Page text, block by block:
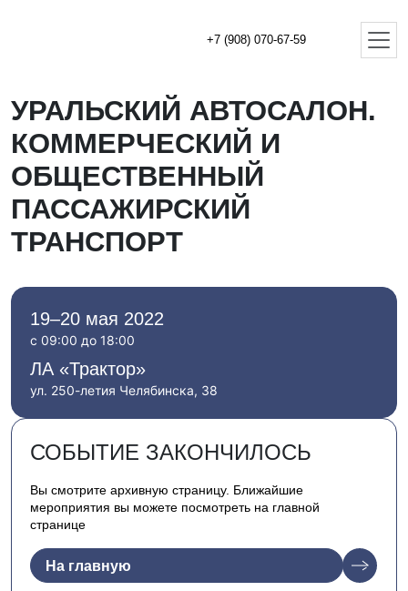
+7 (908) 070-67-59
УРАЛЬСКИЙ АВТОСАЛОН.
КОММЕРЧЕСКИЙ И
ОБЩЕСТВЕННЫЙ
ПАССАЖИРСКИЙ
ТРАНСПОРТ
19–20 мая 2022
с 09:00 до 18:00
ЛА «Трактор»
ул. 250-летия Челябинска, 38
СОБЫТИЕ ЗАКОНЧИЛОСЬ
Вы смотрите архивную страницу. Ближайшие
мероприятия вы можете посмотреть на главной
странице
На главную